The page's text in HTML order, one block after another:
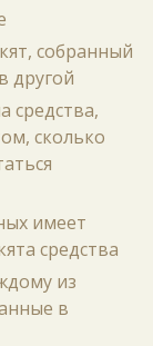
собранный
другой
средства,
сколько
имеет
средства
из
в